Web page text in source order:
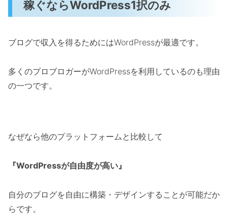
稼ぐならWordPress1択のみ
ブログで収入を得るためにはWordPressが最適です。
多くのプロブロガーがWordPressを利用しているのも理由
の一つです。
なぜなら他のプラットフォームと比較して
『WordPressが自由度が高い』
自分のブログを自由に構築・デザインすることが可能だか
らです。